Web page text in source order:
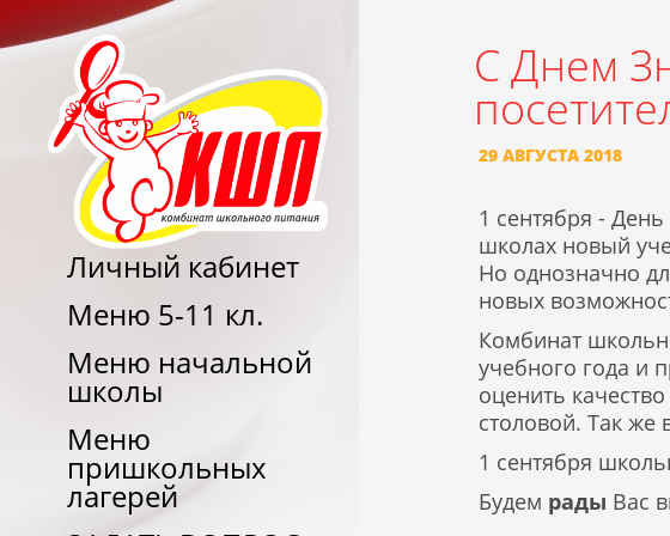
Личный кабинет
Меню 5-11 кл.
Меню начальной
школы
Меню
пришкольных
лагерей
С Днем
29 АВГУСТА 2018
1 сентября -
школах новый
Но однозначно
новых
Комбинат
учебного года и
оценить
столовой. Так же
1 сентября
Будем рады Вас